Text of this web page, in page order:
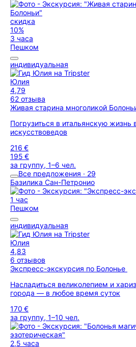
скидка
10%
3 часа
Пешком
индивидуальная
Юлия
4,79
62 отзыва
Живая старина многоликой
Погрузиться в итальянскую жизнь
искусствоведов
216 €
195 €
за группу, 1–6 чел.
Все предложения · 29
Базилика Сан-Петронио
1 час
Пешком
индивидуальная
Юлия
4,83
6 отзывов
Экспресс-экскурсия по Болонье
Насладиться великолепием и
города — в любое время суток
170 €
за группу, 1–10 чел.
2,5 часа